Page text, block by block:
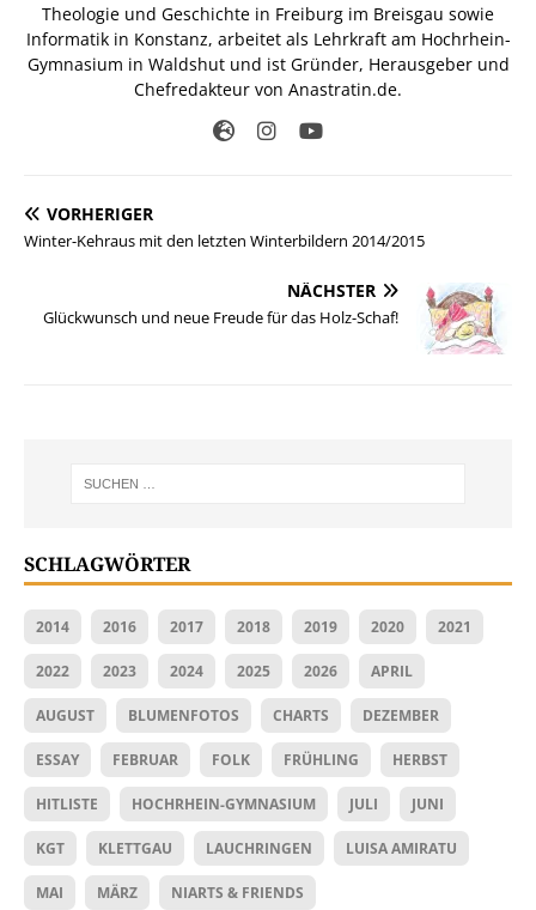
Theologie und Geschichte in Freiburg im Breisgau sowie
Informatik in Konstanz, arbeitet als Lehrkraft am Hochrhein-
Gymnasium in Waldshut und ist Gründer, Herausgeber und
Chefredakteur von Anastratin.de.
VORHERIGER
Winter-Kehraus mit den letzten Winterbildern 2014/2015
NÄCHSTER
Glückwunsch und neue Freude für das Holz-Schaf!
SCHLAGWÖRTER
2014 2016 2017 2018 2019 2020 2021
2022 2023 2024 2025 2026 APRIL
AUGUST BLUMENFOTOS CHARTS DEZEMBER
ESSAY FEBRUAR FOLK FRÜHLING HERBST
HITLISTE HOCHRHEIN-GYMNASIUM JULI JUNI
KGT KLETTGAU LAUCHRINGEN LUISA AMIRATU
MAI MÄRZ NIARTS & FRIENDS